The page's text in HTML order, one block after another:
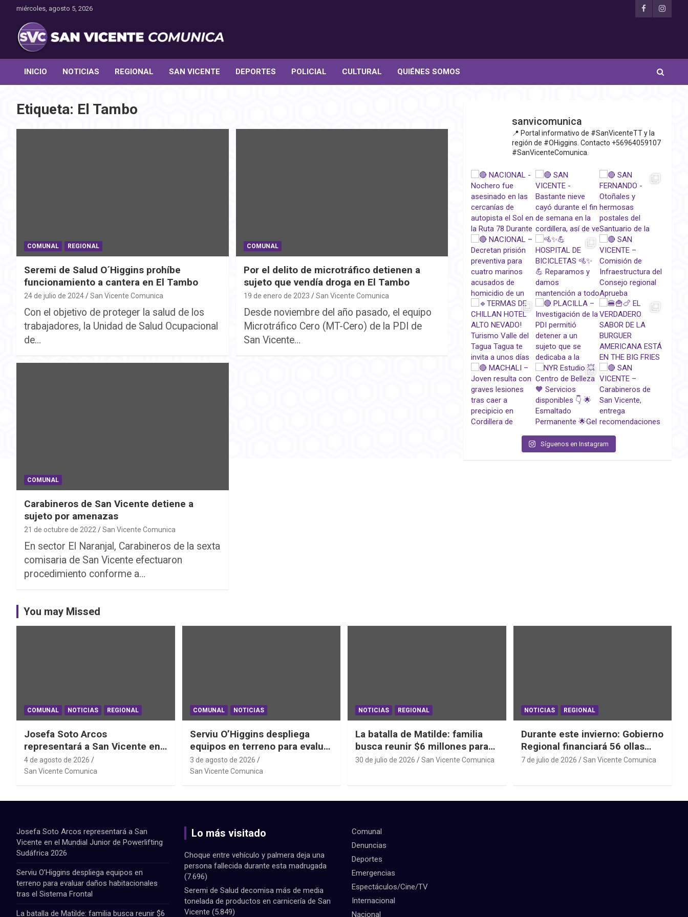
contenido
miércoles, agosto 5, 2026
San Vicente Comunica
Toda la actualidad noticiosa de nuestra comuna
INICIO
NOTICIAS REGIONAL SAN VICENTE DEPORTES POLICIAL CULTURAL QUIÉNES SOMOS
Etiqueta: El Tambo
COMUNAL REGIONAL
Seremi de Salud O´Higgins prohíbe
funcionamiento a cantera en El Tambo
24 de julio de 2024 San Vicente Comunica
Con el objetivo de proteger la salud de los
trabajadores, la Unidad de Salud Ocupacional
de…
COMUNAL
Por el delito de microtráfico detienen a
sujeto que vendía droga en El Tambo
19 de enero de 2023 San Vicente Comunica
Desde noviembre del año pasado, el equipo
Microtráfico Cero (MT-Cero) de la PDI de
San Vicente…
COMUNAL
Carabineros de San Vicente detiene a
sujeto por amenazas
21 de octubre de 2022 San Vicente Comunica
En sector El Naranjal, Carabineros de la sexta
comisaria de San Vicente efectuaron
procedimiento conforme a…
sanvicomunica
📍 Portal informativo de #SanVicenteTT y la
región de #OHiggins. Contacto +56964059107
#SanVicenteComunica.
Síguenos en Instagram
You may Missed
COMUNAL NOTICIAS REGIONAL
Josefa Soto Arcos
representará a San Vicente en
el Mundial Junior de
Powerlifting Sudáfrica 2026
4 de agosto de 2026
San Vicente Comunica
COMUNAL NOTICIAS
Serviu O’Higgins despliega
equipos en terreno para evaluar
daños habitacionales tras el
Sistema Frontal
3 de agosto de 2026
San Vicente Comunica
NOTICIAS REGIONAL
La batalla de Matilde: familia
busca reunir $6 millones para
una cirugía que no puede
30 de julio de 2026 San Vicente Comunica
NOTICIAS REGIONAL
Durante este invierno: Gobierno
Regional financiará 56 ollas
comunes y comedores
la región
7 de julio de 2026 San Vicente Comunica
Josefa Soto Arcos representará a San
Vicente en el Mundial Junior de Powerlifting
Sudáfrica 2026
Serviu O’Higgins despliega equipos en
terreno para evaluar daños habitacionales
tras el Sistema Frontal
La batalla de Matilde: familia busca reunir $6
Lo más visitado
Choque entre vehículo y palmera deja una
persona fallecida durante esta madrugada
(7.696)
Seremi de Salud decomisa más de media
tonelada de productos en carnicería de San
Vicente (5.849)
Comunal
Denuncias
Deportes
Emergencias
Espectáculos/Cine/TV
Internacional
Nacional